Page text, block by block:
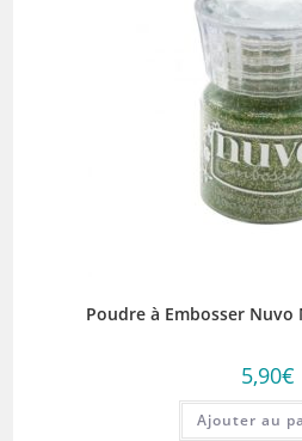
Poudre à Embosser Nuvo
5,90€
Ajouter au